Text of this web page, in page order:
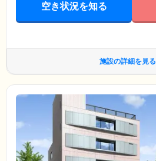
空き状況を知る
施設の詳細を見る